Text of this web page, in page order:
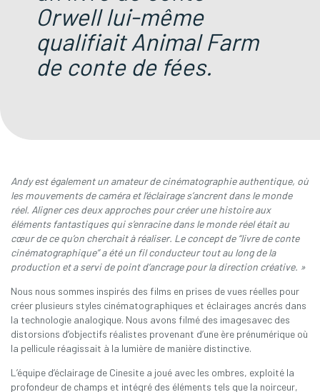
Orwell lui-même
qualifiait Animal Farm
de conte de fées.
Andy est également un amateur de cinématographie authentique, où
les mouvements de caméra et l’éclairage s’ancrent dans le monde
réel. Aligner ces deux approches pour créer une histoire aux
éléments fantastiques qui s’enracine dans le monde réel était au
cœur de ce qu’on cherchait à réaliser. Le concept de “livre de conte
cinématographique” a été un fil conducteur tout au long de la
production et a servi de point d’ancrage pour la direction créative. »
Nous nous sommes inspirés des films en prises de vues réelles pour
créer plusieurs styles cinématographiques et éclairages ancrés dans
la technologie analogique. Nous avons filmé des imagesavec des
distorsions d’objectifs réalistes provenant d’une ère prénumérique où
la pellicule réagissait à la lumière de manière distinctive.
L’équipe d’éclairage de Cinesite a joué avec les ombres, exploité la
profondeur de champs et intégré des éléments tels que la noirceur,